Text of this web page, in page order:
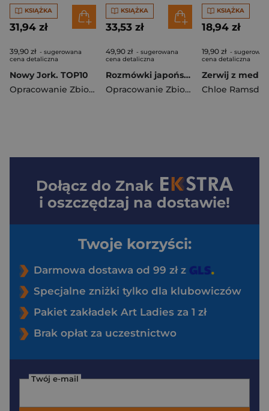
KSIĄŻKA
31,94 zł
39,90 zł - sugerowana
cena detaliczna
Nowy Jork. TOP10
Opracowanie Zbiorowe
KSIĄŻKA
33,53 zł
49,90 zł - sugerowana
cena detaliczna
Rozmówki japońskie ze słownikiem i gramatyką wyd. 4
Opracowanie Zbiorowe
KSIĄŻKA
18,94 zł
19,90 zł -
cena detaliczna
Chloe
Dołącz do Znak
i oszczędzaj na dostawie!
Twoje korzyści:
Darmowa dostawa od 99 zł z
Specjalne zniżki tylko dla klubowiczów
Pakiet zakładek Art Ladies za 1 zł
Brak opłat za uczestnictwo
Twój e-mail